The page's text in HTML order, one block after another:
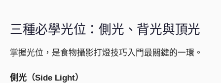
三種必學光位：側光、背光與頂光
掌握光位，是食物攝影打燈技巧入門最關鍵的一環。
側光（Side Light）